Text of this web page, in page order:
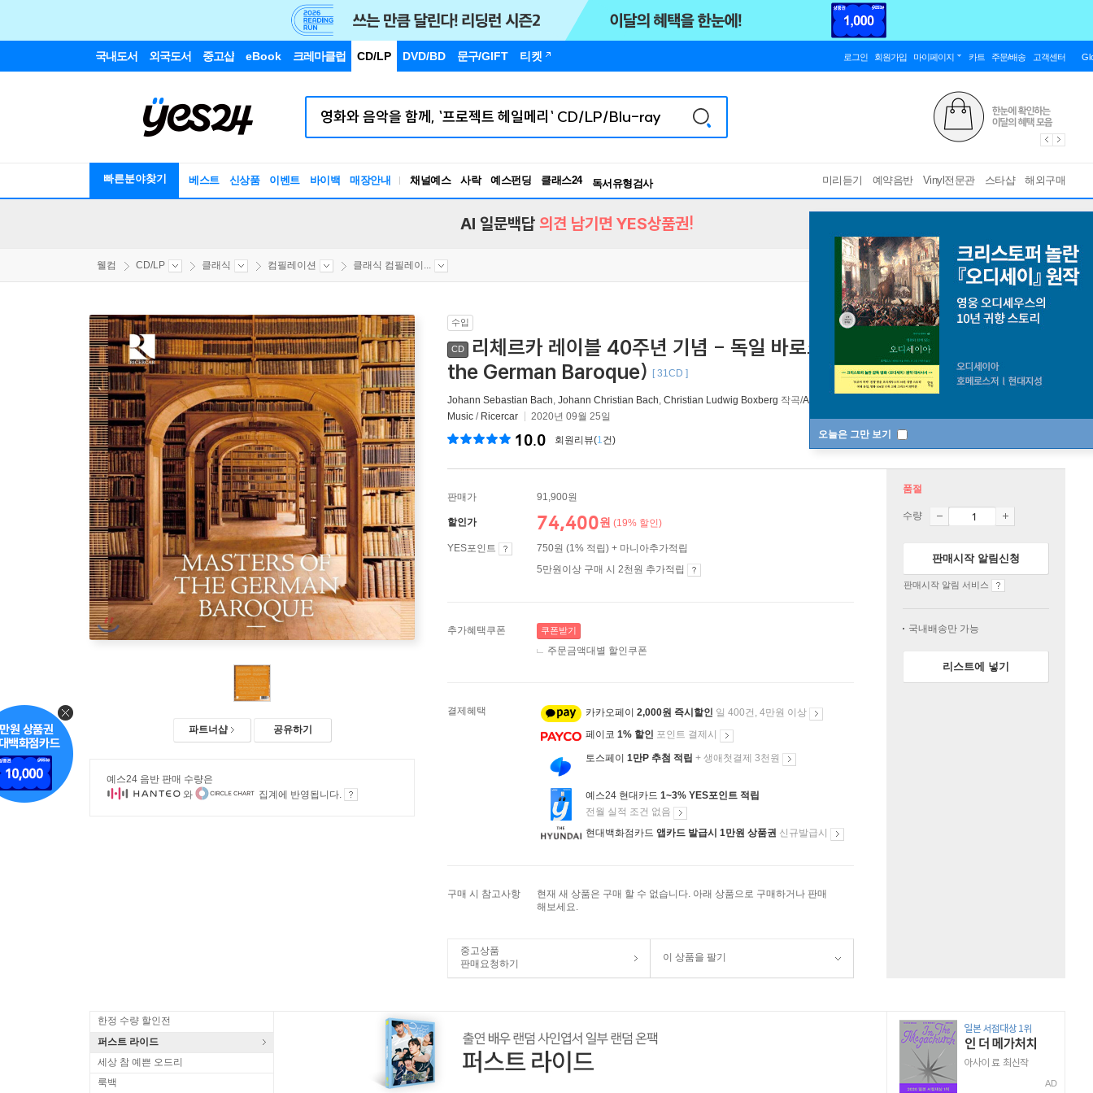
국내도서 외국도서 중고샵 eBook 크레마클럽 CD/LP DVD/BD 문구/GIFT 티켓 로그인 회원가입 마이페이지 카트 주문/배송 고객센터
빠른분야찾기 베스트 신상품 이벤트 바이백 매장안내 채널예스 사락 예스펀딩 클래스24
독서유형검사
미리듣기 예약음반 Vinyl전문관 스타샵 해외구매
오늘은 그만 보기
AI 일문백답 의견 남기면 YES상품권!
웰컴 CD/LP 클래식 컴필레이션 클래식 컴필레이...
파트너샵 공유하기
예스24 음반 판매 수량은
와
집계에 반영됩니다.
수입
CD
리체르카 레이블 40주년 기념 - 독일 바로크 음악 박스 세트 (Masters of
the German Baroque)
[ 31CD ]
Johann Sebastian Bach, Johann Christian Bach, Christian Ludwig Boxberg 작곡/Agnes Mellon
Music / Ricercar 2020년 09월 25일
10.0 회원리뷰(1건)
판매가 91,900원
할인가 74,400원 (19% 할인)
YES포인트
750원 (1% 적립) + 마니아추가적립
5만원이상 구매 시 2천원 추가적립
추가혜택쿠폰 쿠폰받기
주문금액대별 할인쿠폰
결제혜택 카카오페이 2,000원 즉시할인 일 400건, 4만원 이상
페이코 1% 할인 포인트 결제시
토스페이 1만P 추첨 적립 + 생애첫결제 3천원
예스24 현대카드 1~3% YES포인트 적립
전월 실적 조건 없음
현대백화점카드 앱카드 발급시 1만원 상품권 신규발급시
구매 시 참고사항
현재 새 상품은 구매 할 수 없습니다. 아래 상품으로 구매하거나 판매
해보세요.
중고상품
판매요청하기
이 상품을 팔기
품절
수량
판매시작 알림신청
판매시작 알림 서비스
국내배송만 가능
리스트에 넣기
한정 수량 할인전
퍼스트 라이드
세상 참 예쁜 오드리
룩백
AD